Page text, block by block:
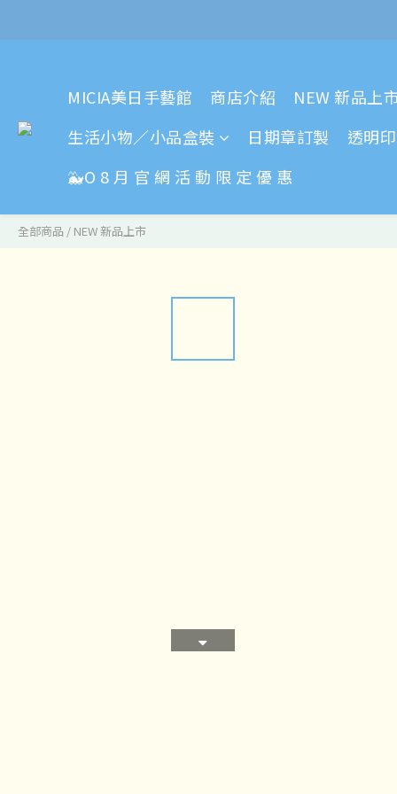
MICIA美日手藝館 商店介紹
NEW 新品上
生活小物／小品盒裝
日期章訂製
透明
🐳O 8 月 官 網 活 動 限 定 優 惠
全部商品 / NEW 新品上市